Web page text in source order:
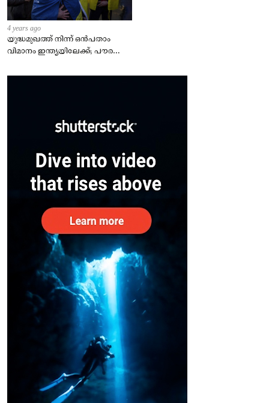
4 years ago
യുദ്ധമുഖത്ത് നിന്ന് ഒൻപതാം
വിമാനം ഇന്ത്യയിലേക്ക്; പൗരന്മാർ
– കേന്ദ്രം